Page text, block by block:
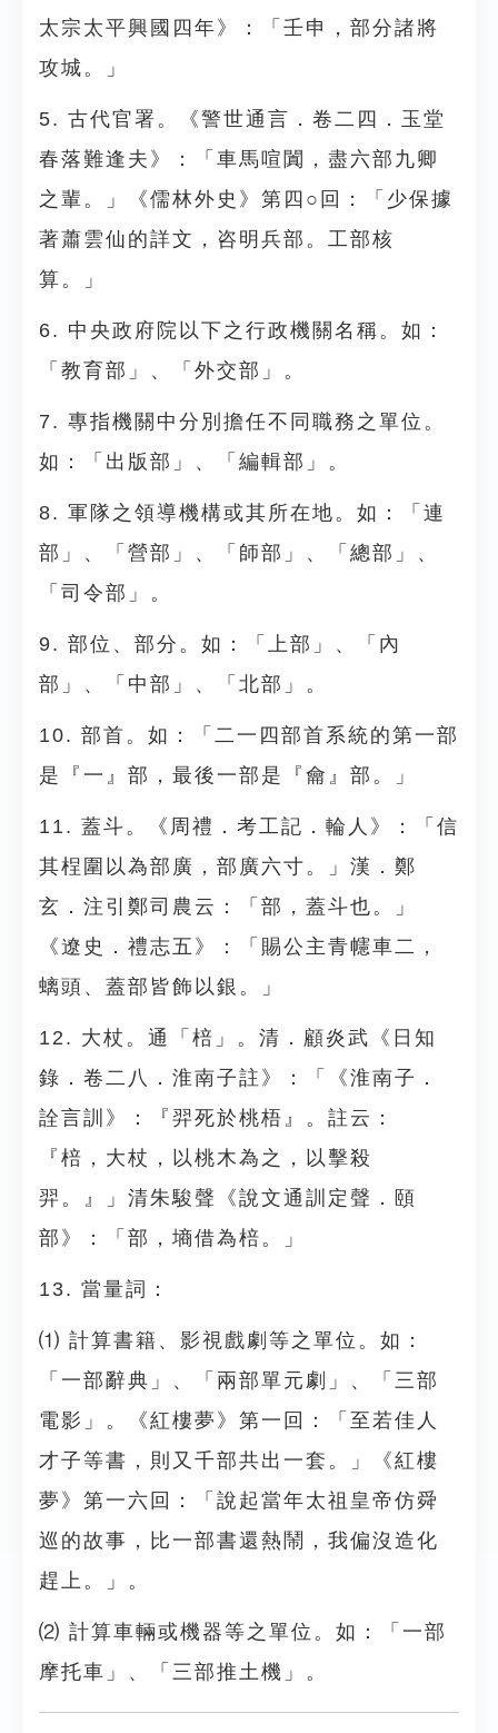
太宗太平興國四年》：「壬申，部分諸將
攻城。」
5. 古代官署。《警世通言．卷二四．玉堂
春落難逢夫》：「車馬喧闐，盡六部九卿
之輩。」《儒林外史》第四○回：「少保據
著蕭雲仙的詳文，咨明兵部。工部核
算。」
6. 中央政府院以下之行政機關名稱。如：
「教育部」、「外交部」。
7. 專指機關中分別擔任不同職務之單位。
如：「出版部」、「編輯部」。
8. 軍隊之領導機構或其所在地。如：「連
部」、「營部」、「師部」、「總部」、
「司令部」。
9. 部位、部分。如：「上部」、「內
部」、「中部」、「北部」。
10. 部首。如：「二一四部首系統的第一部
是『一』部，最後一部是『龠』部。」
11. 蓋斗。《周禮．考工記．輪人》：「信
其桯圍以為部廣，部廣六寸。」漢．鄭
玄．注引鄭司農云：「部，蓋斗也。」
《遼史．禮志五》：「賜公主青幰車二，
螭頭、蓋部皆飾以銀。」
12. 大杖。通「棓」。清．顧炎武《日知
錄．卷二八．淮南子註》：「《淮南子．
詮言訓》：『羿死於桃梧』。註云：
『棓，大杖，以桃木為之，以擊殺
羿。』」清朱駿聲《說文通訓定聲．頤
部》：「部，墒借為棓。」
13. 當量詞：
⑴ 計算書籍、影視戲劇等之單位。如：
「一部辭典」、「兩部單元劇」、「三部
電影」。《紅樓夢》第一回：「至若佳人
才子等書，則又千部共出一套。」《紅樓
夢》第一六回：「說起當年太祖皇帝仿舜
巡的故事，比一部書還熱鬧，我偏沒造化
趕上。」。
⑵ 計算車輛或機器等之單位。如：「一部
摩托車」、「三部推土機」。